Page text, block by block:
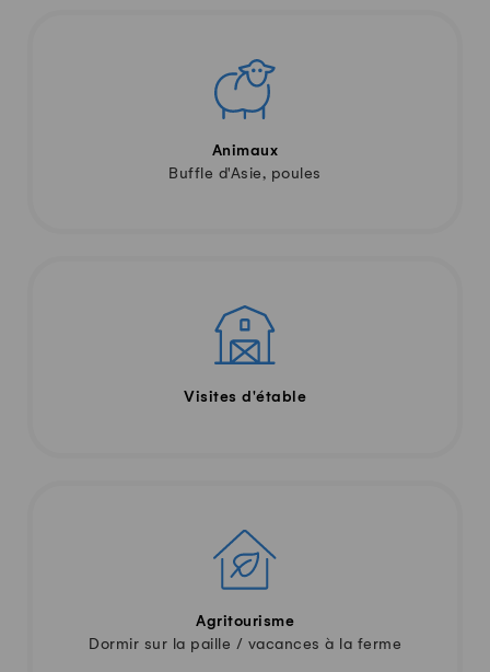
Animaux
Buffle d'Asie, poules
Visites d'étable
Agritourisme
Dormir sur la paille / vacances à la ferme